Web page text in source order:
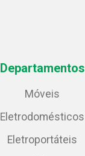
Departamentos
Móveis
Eletrodomésticos
Eletroportáteis